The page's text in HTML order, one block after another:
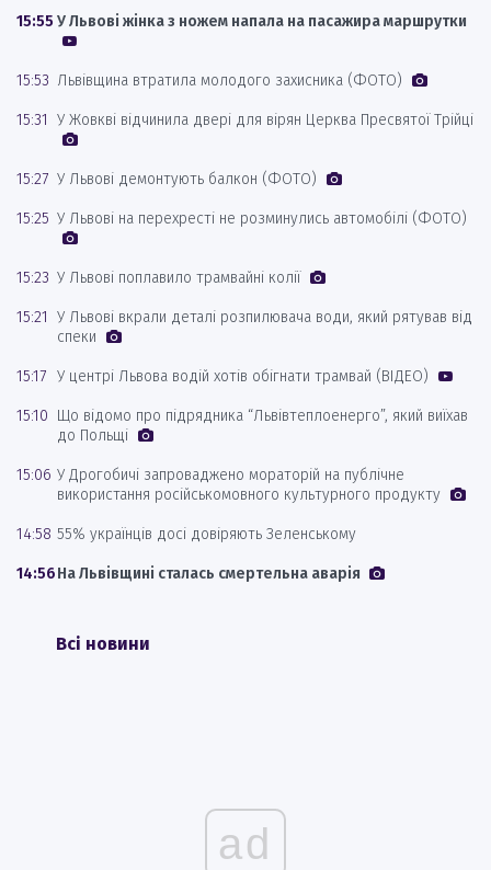
15:55 У Львові жінка з ножем напала на пасажира маршрутки
15:53 Львівщина втратила молодого захисника (ФОТО)
15:31 У Жовкві відчинила двері для вірян Церква Пресвятої Трійці
15:27 У Львові демонтують балкон (ФОТО)
15:25 У Львові на перехресті не розминулись автомобілі (ФОТО)
15:23 У Львові поплавило трамвайні колії
15:21 У Львові вкрали деталі розпилювача води, який рятував від
спеки
15:17 У центрі Львова водій хотів обігнати трамвай (ВІДЕО)
15:10 Що відомо про підрядника “Львівтеплоенерго”, який виїхав
до Польщі
15:06 У Дрогобичі запроваджено мораторій на публічне
використання російськомовного культурного продукту
14:58 55% українців досі довіряють Зеленському
14:56На Львівщині сталась смертельна аварія
Всі новини
ad